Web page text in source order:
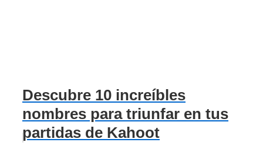
Descubre 10 increíbles
nombres para triunfar en tus
partidas de Kahoot